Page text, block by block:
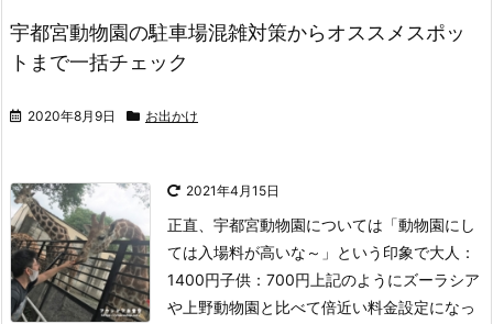
宇都宮動物園の駐車場混雑対策からオススメスポッ
トまで一括チェック
2020年8月9日 お出かけ
2021年4月15日
正直、宇都宮動物園については「動物園にし
ては入場料が高いな～」という印象で大人：
1400円子供：700円 上記のようにズーラシア
や上野動物園と比べて倍近い料金設定になっ